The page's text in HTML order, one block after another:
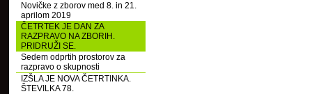
Novičke z zborov med 8. in 21.
aprilom 2019
ČETRTEK JE DAN ZA
RAZPRAVO NA ZBORIH.
PRIDRUŽI SE.
Sedem odprtih prostorov za
razpravo o skupnosti
IZŠLA JE NOVA ČETRTINKA.
ŠTEVILKA 78.